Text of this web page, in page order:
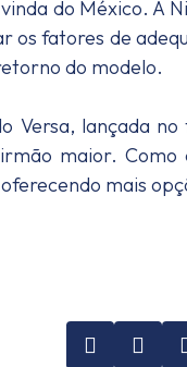
do México. A
os fatores de
do modelo.
Versa, lançada
maior.
mais